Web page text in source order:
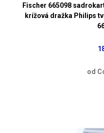
Fischer 665098
krížová dražka Philips
od